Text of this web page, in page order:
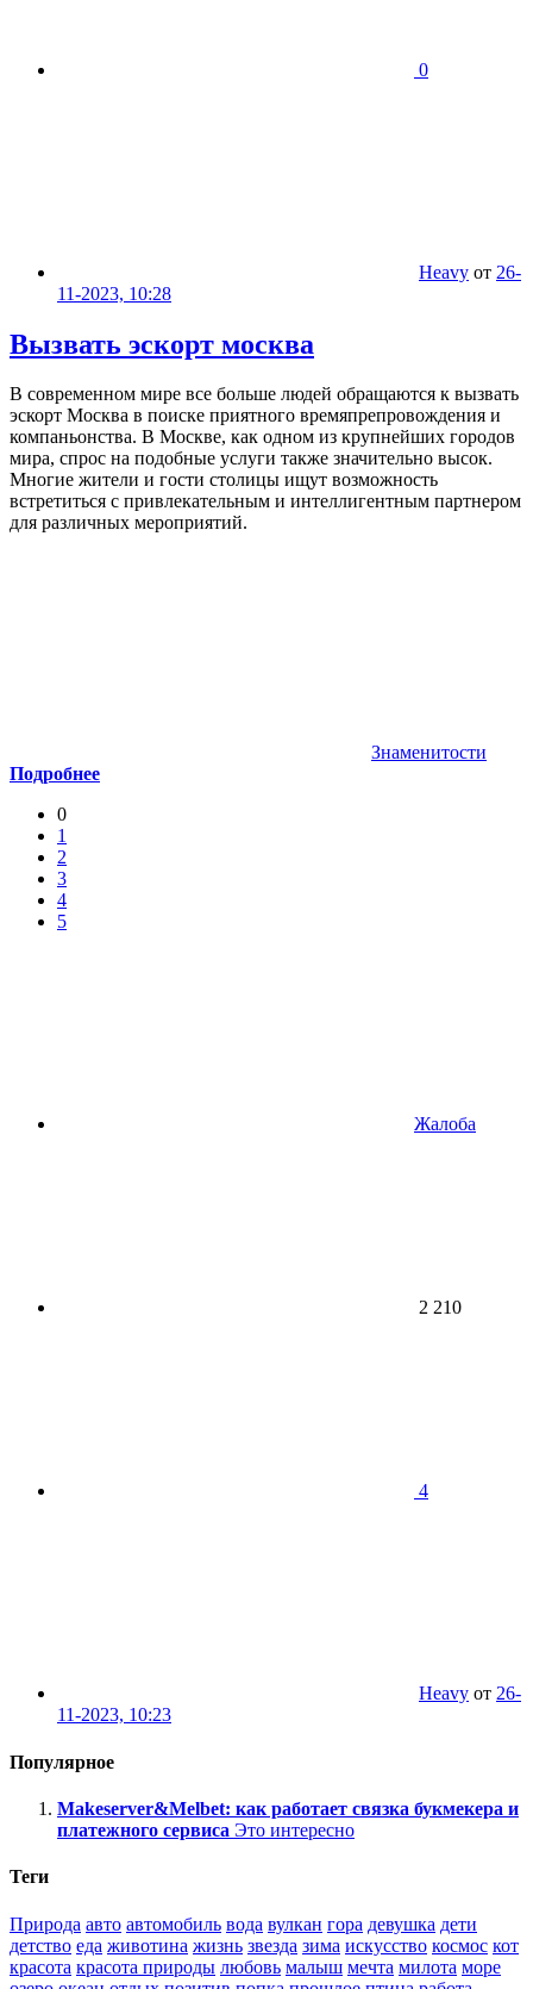
0
Heavy от 26-
11-2023, 10:28
Вызвать эскорт москва
В современном мире все больше людей обращаются к вызвать
эскорт Москва в поиске приятного времяпрепровождения и
компаньонства. В Москве, как одном из крупнейших городов
мира, спрос на подобные услуги также значительно высок.
Многие жители и гости столицы ищут возможность
встретиться с привлекательным и интеллигентным партнером
для различных мероприятий.
Знаменитости
Подробнее
0
1
2
3
4
5
Жалоба
2 210
4
Heavy от 26-
11-2023, 10:23
Популярное
Makeserver&Melbet: как работает связка букмекера и
платежного сервиса Это интересно
Теги
Природа авто автомобиль вода вулкан гора девушка дети
детство еда животина жизнь звезда зима искусство космос кот
красота красота природы любовь малыш мечта милота море